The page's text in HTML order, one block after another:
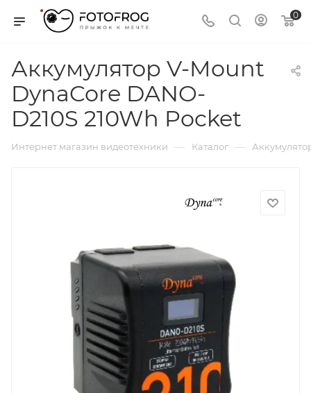
0
Аккумулятор V-Mount
DynaCore DANO-
D210S 210Wh Pocket
Интернет магазин видеотехники — Каталог —